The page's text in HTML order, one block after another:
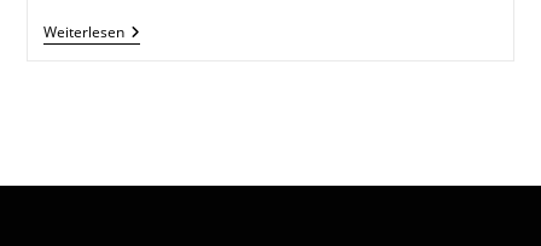
WeiterlesenInPulz
In